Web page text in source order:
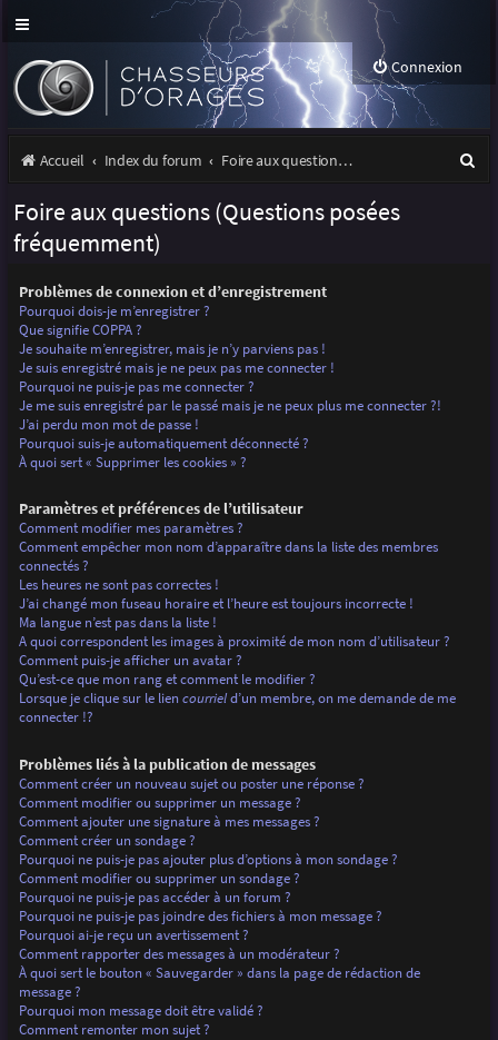
Connexion
Accueil Index du forum Foire aux questions (Questions posées fréquemment)
Foire aux questions (Questions posées
fréquemment)
Problèmes de connexion et d’enregistrement
Pourquoi dois-je m’enregistrer ?
Que signifie COPPA ?
Je souhaite m’enregistrer, mais je n’y parviens pas !
Je suis enregistré mais je ne peux pas me connecter !
Pourquoi ne puis-je pas me connecter ?
Je me suis enregistré par le passé mais je ne peux plus me connecter ?!
J’ai perdu mon mot de passe !
Pourquoi suis-je automatiquement déconnecté ?
À quoi sert « Supprimer les cookies » ?
Paramètres et préférences de l’utilisateur
Comment modifier mes paramètres ?
Comment empêcher mon nom d’apparaître dans la liste des membres
connectés ?
Les heures ne sont pas correctes !
J’ai changé mon fuseau horaire et l’heure est toujours incorrecte !
Ma langue n’est pas dans la liste !
A quoi correspondent les images à proximité de mon nom d’utilisateur ?
Comment puis-je afficher un avatar ?
Qu’est-ce que mon rang et comment le modifier ?
Lorsque je clique sur le liencourrield’un membre, on me demande de me
connecter !?
Problèmes liés à la publication de messages
Comment créer un nouveau sujet ou poster une réponse ?
Comment modifier ou supprimer un message ?
Comment ajouter une signature à mes messages ?
Comment créer un sondage ?
Pourquoi ne puis-je pas ajouter plus d’options à mon sondage ?
Comment modifier ou supprimer un sondage ?
Pourquoi ne puis-je pas accéder à un forum ?
Pourquoi ne puis-je pas joindre des fichiers à mon message ?
Pourquoi ai-je reçu un avertissement ?
Comment rapporter des messages à un modérateur ?
À quoi sert le bouton « Sauvegarder » dans la page de rédaction de
message ?
Pourquoi mon message doit être validé ?
Comment remonter mon sujet ?